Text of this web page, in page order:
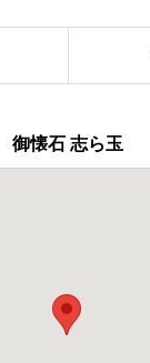
御懐石 志ら玉